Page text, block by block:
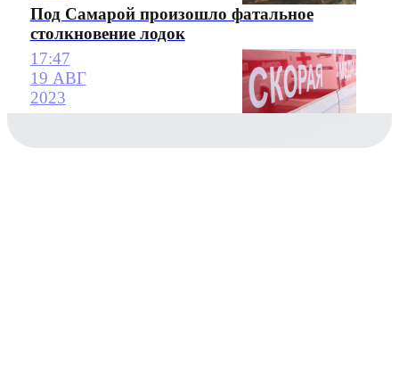
Под Самарой произошло фатальное
столкновение лодок
17:47
19 АВГ
2023